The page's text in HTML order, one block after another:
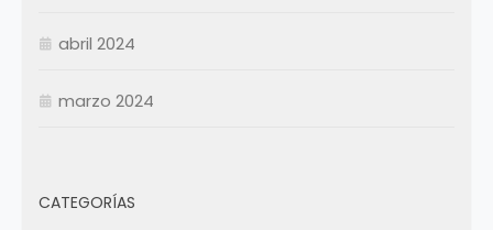
abril 2024
marzo 2024
CATEGORÍAS